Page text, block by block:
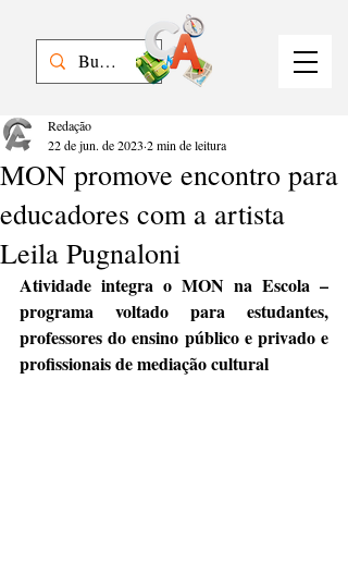
MON promove encontro para
educadores com a artista
Leila Pugnaloni
Redação
22 de jun. de 2023 2 min de leitura
Atividade integra o MON na Escola –
programa voltado para estudantes,
professores do ensino público e privado e
profissionais de mediação cultural